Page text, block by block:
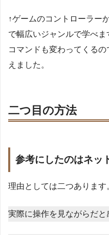
↑ゲームのコントローラー
で幅広いジャンルで学べ
コマンドも変わってくる
えました。
二つ目の方法
参考にしたのはネッ
理由としては二つあります
実際に操作を見ながらだと